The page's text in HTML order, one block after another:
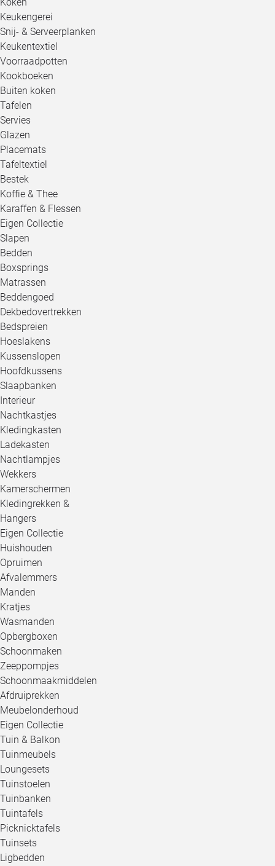
Keukengerei
Snij- & Serveerplanken
Keukentextiel
Voorraadpotten
Kookboeken
Buiten koken
Tafelen
Servies
Glazen
Placemats
Tafeltextiel
Bestek
Koffie & Thee
Karaffen & Flessen
Eigen Collectie
Slapen
Bedden
Boxsprings
Matrassen
Beddengoed
Dekbedovertrekken
Bedspreien
Hoeslakens
Kussenslopen
Hoofdkussens
Slaapbanken
Interieur
Nachtkastjes
Kledingkasten
Ladekasten
Nachtlampjes
Wekkers
Kamerschermen
Kledingrekken &
Hangers
Eigen Collectie
Huishouden
Opruimen
Afvalemmers
Manden
Kratjes
Wasmanden
Opbergboxen
Schoonmaken
Zeeppompjes
Schoonmaakmiddelen
Afdruiprekken
Meubelonderhoud
Eigen Collectie
Tuin & Balkon
Tuinmeubels
Loungesets
Tuinstoelen
Tuinbanken
Tuintafels
Picknicktafels
Tuinsets
Ligbedden